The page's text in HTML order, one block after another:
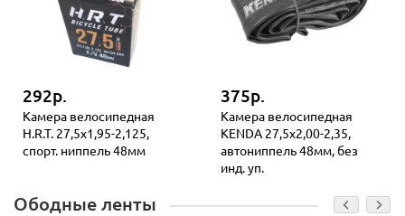
292р.
Камера велосипедная
H.R.T. 27,5x1,95-2,125,
спорт. ниппель 48мм
375р.
Камера велосипедная
KENDA 27,5x2,00-2,35,
автониппель 48мм, без
инд. уп.
Ободные ленты